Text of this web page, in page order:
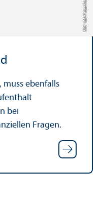
Bild: 123rf / Jozef Polc
muss ebenfalls
bei
Fragen.